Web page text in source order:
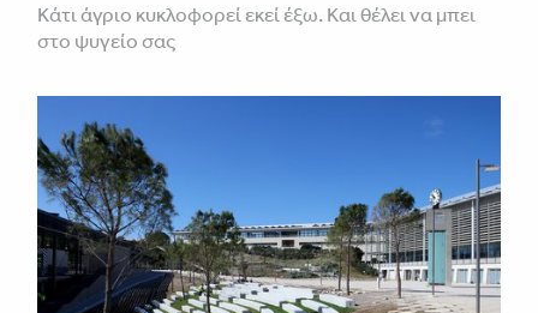
Κάτι άγριο κυκλοφορεί εκεί έξω. Και θέλει να μπει
στο ψυγείο σας